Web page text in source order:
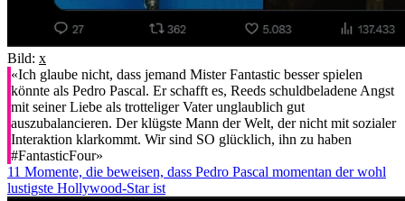
Bild: x
«Ich glaube nicht, dass jemand Mister Fantastic besser spielen
könnte als Pedro Pascal. Er schafft es, Reeds schuldbeladene Angst
mit seiner Liebe als trotteliger Vater unglaublich gut
auszubalancieren. Der klügste Mann der Welt, der nicht mit sozialer
Interaktion klarkommt. Wir sind SO glücklich, ihn zu haben
#FantasticFour»
11 Momente, die beweisen, dass Pedro Pascal momentan der wohl
lustigste Hollywood-Star ist